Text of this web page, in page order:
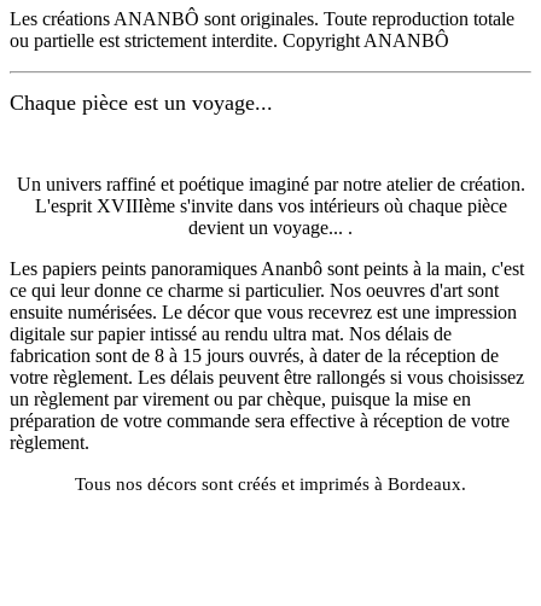
Les créations ANANBÔ sont originales. Toute reproduction totale
ou partielle est strictement interdite. Copyright ANANBÔ
Chaque pièce est un voyage...
Un univers raffiné et poétique imaginé par notre atelier de création.
L'esprit XVIIIème s'invite dans vos intérieurs où chaque pièce
devient un voyage... .
Les papiers peints panoramiques Ananbô sont peints à la main, c'est
ce qui leur donne ce charme si particulier. Nos oeuvres d'art sont
ensuite numérisées. Le décor que vous recevrez est une impression
digitale sur papier intissé au rendu ultra mat. Nos délais de
fabrication sont de 8 à 15 jours ouvrés, à dater de la réception de
votre règlement. Les délais peuvent être rallongés si vous choisissez
un règlement par virement ou par chèque, puisque la mise en
préparation de votre commande sera effective à réception de votre
règlement.
Tous nos décors sont créés et imprimés à Bordeaux.